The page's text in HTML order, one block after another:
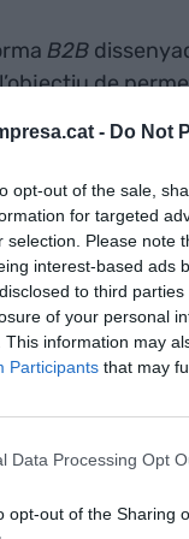
- Do Not
opt-out of the sale,
for targeted
selection. Please note
interest-based ads
to third
of your personal
This information may
Participants that may
Data Processing Opt
opt-out of the Sharing
B2B
de
més
un millor
i
de